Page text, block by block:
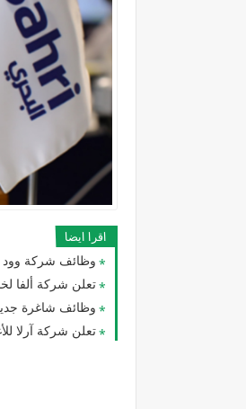
اقرا ايضا
وظائف شركة وود
تعلن شركة ألفا
وظائف شاغرة
تعلن شركة آرلا